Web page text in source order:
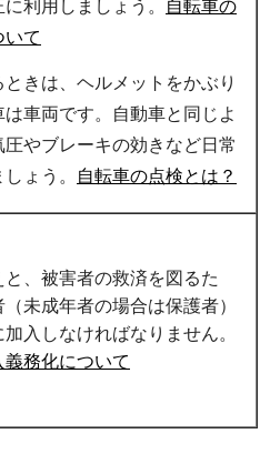
利用しましょう。
自転車の
いて
きは、ヘルメットをかぶり
は車両です。自動車と同じよ
圧やブレーキの効きなど日常
ょう。
自転車の点検とは？
、被害者の救済を図るた
未成年者の場合は保護者）
入しなければなりません。
務化について